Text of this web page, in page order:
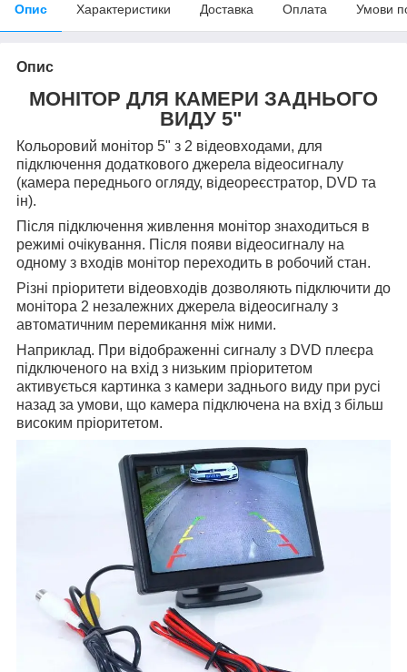
Опис Характеристики Доставка Оплата Умови
Опис
МОНІТОР ДЛЯ КАМЕРИ ЗАДНЬОГО
ВИДУ 5"
Кольоровий монітор 5" з 2 відеовходами, для
підключення додаткового джерела відеосигналу
(камера переднього огляду, відеореєстратор, DVD та
ін).
Після підключення живлення монітор знаходиться в
режимі очікування. Після появи відеосигналу на
одному з входів монітор переходить в робочий стан.
Різні пріоритети відеовходів дозволяють підключити до
монітора 2 незалежних джерела відеосигналу з
автоматичним перемикання між ними.
Наприклад. При відображенні сигналу з DVD плеєра
підключеного на вхід з низьким пріоритетом
активується картинка з камери заднього виду при русі
назад за умови, що камера підключена на вхід з більш
високим пріоритетом.